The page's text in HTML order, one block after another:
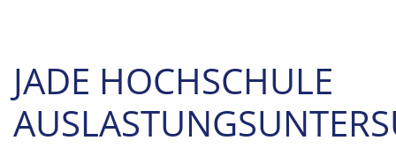
JADE HOCHSCHULE